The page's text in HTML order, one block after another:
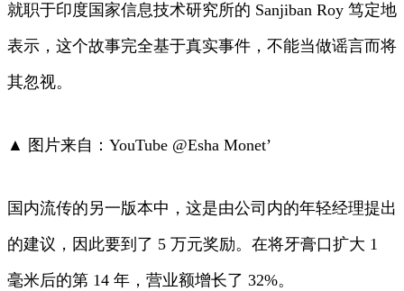
就职于印度国家信息技术研究所的 Sanjiban Roy 笃定地
表示，这个故事完全基于真实事件，不能当做谣言而将
其忽视。
▲ 图片来自：YouTube @Esha Monet’
国内流传的另一版本中，这是由公司内的年轻经理提出
的建议，因此要到了 5 万元奖励。在将牙膏口扩大 1
毫米后的第 14 年，营业额增长了 32%。